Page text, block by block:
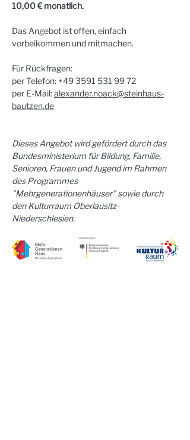
10,00 € monatlich.
Das Angebot ist offen, einfach
vorbeikommen und mitmachen.
Für Rückfragen:
per Telefon: +49 3591 531 99 72
per E-Mail: alexander.noack@steinhaus-
bautzen.de
Dieses Angebot wird gefördert durch das
Bundesministerium für Bildung, Familie,
Senioren, Frauen und Jugend im Rahmen
des Programmes
"Mehrgenerationenhäuser" sowie durch
den Kulturraum Oberlausitz-
Niederschlesien.